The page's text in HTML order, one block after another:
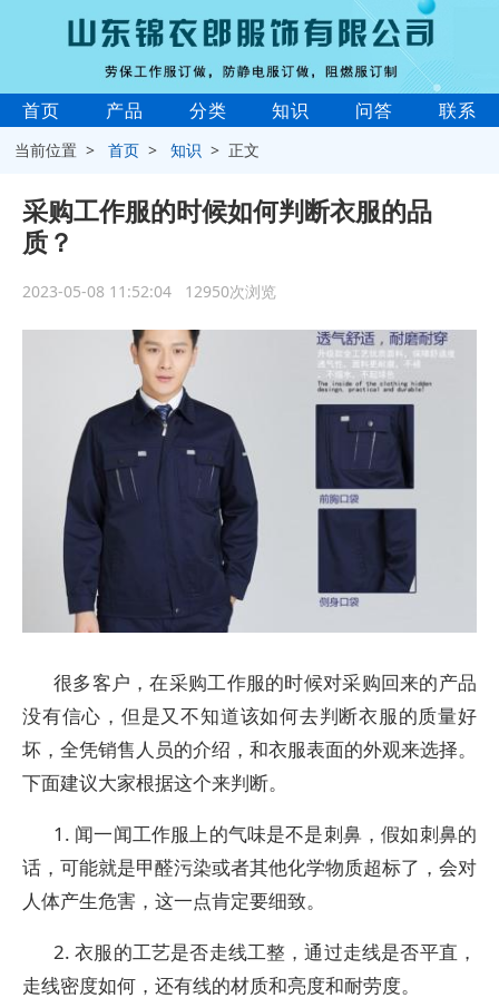
首页 产品 分类 知识 问答 联系
当前位置 >首页 >知识 > 正文
采购工作服的时候如何判断衣服的品
质？
2023-05-08 11:52:04 12950次浏览
很多客户，在采购工作服的时候对采购回来的产品
没有信心，但是又不知道该如何去判断衣服的质量好
坏，全凭销售人员的介绍，和衣服表面的外观来选择。
下面建议大家根据这个来判断。
1. 闻一闻工作服上的气味是不是刺鼻，假如刺鼻的
话，可能就是甲醛污染或者其他化学物质超标了，会对
人体产生危害，这一点肯定要细致。
2. 衣服的工艺是否走线工整，通过走线是否平直，
走线密度如何，还有线的材质和亮度和耐劳度。